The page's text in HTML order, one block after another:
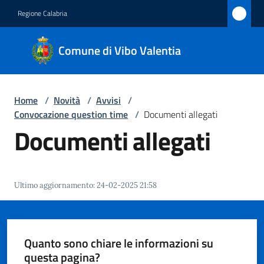
Regione Calabria
Comune di Vibo Valentia
Comune
di Vibo
Valentia
Servizi
Vivere
Vibo
Valentia
Home / Novità / Avvisi /
Convocazione question time / Documenti allegati
Documenti allegati
Ultimo aggiornamento:24-02-2025 21:58
Quanto sono chiare le informazioni su
questa pagina?